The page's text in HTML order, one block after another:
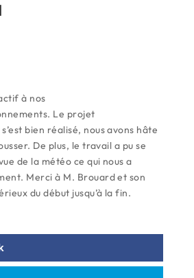
à nos
Le projet
bien réalisé, nous avons hâte
De plus, le travail a pu se
de la météo ce qui nous a
Merci à M. Brouard et son
du début jusqu’à la fin.